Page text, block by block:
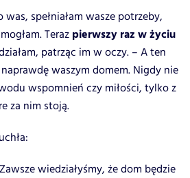
was, spełniałam wasze potrzeby,
Teraz pierwszy raz w życiu
patrząc im w oczy. – A ten
waszym domem. Nigdy nie
wspomnień czy miłości, tylko z
za nim stoją.
wiedziałyśmy, że dom będzie